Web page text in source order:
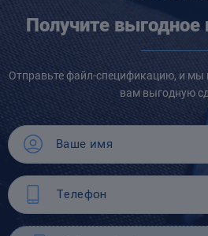
Получите
Отправьте файл-спецификацию, и мы
вам выгодную